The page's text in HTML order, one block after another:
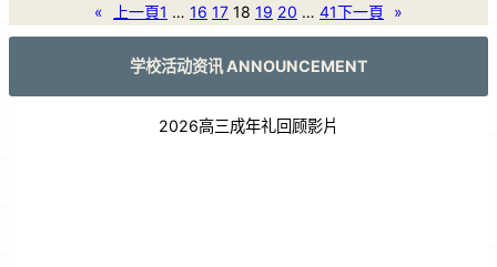
« 上一頁1 … 16 17 18 19 20 … 41下一頁 »
学校活动资讯 ANNOUNCEMENT
2026高三成年礼回顾影片